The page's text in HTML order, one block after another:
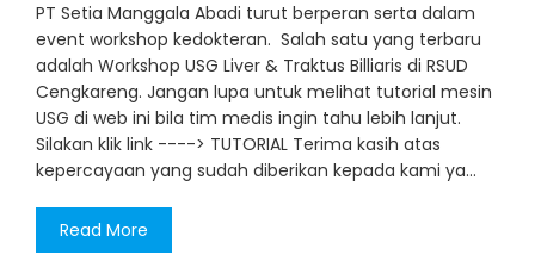
PT Setia Manggala Abadi turut berperan serta dalam
event workshop kedokteran. Salah satu yang terbaru
adalah Workshop USG Liver & Traktus Billiaris di RSUD
Cengkareng. Jangan lupa untuk melihat tutorial mesin
USG di web ini bila tim medis ingin tahu lebih lanjut.
Silakan klik link ----> TUTORIAL Terima kasih atas
kepercayaan yang sudah diberikan kepada kami ya...
Read More